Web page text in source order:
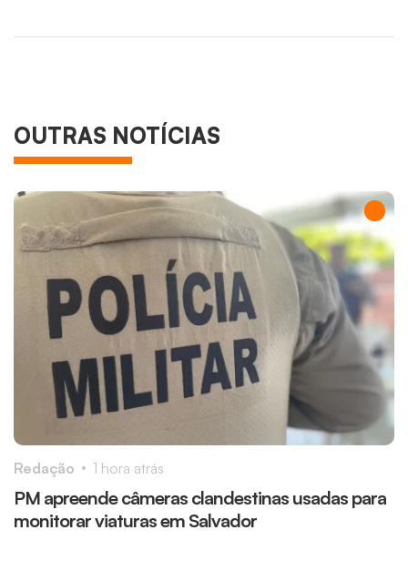
OUTRAS NOTÍCIAS
PM apreende câmeras clandestinas usadas para
monitorar viaturas em Salvador
Redação 1 hora atrás